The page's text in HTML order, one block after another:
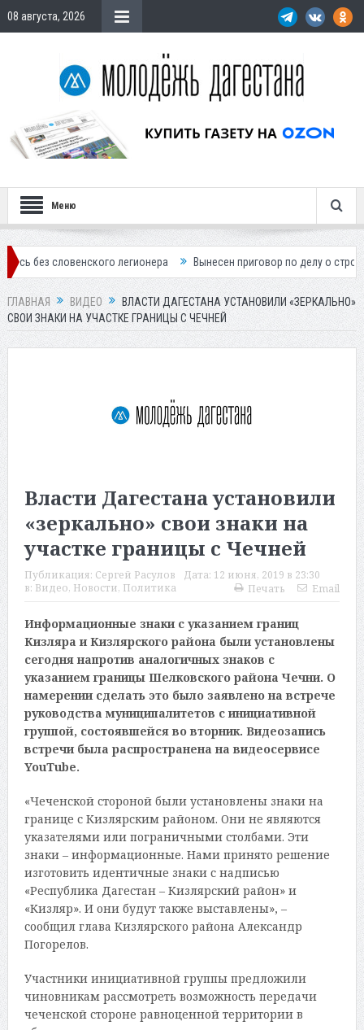
08 августа, 2026
Меню
легионера Вынесен приговор по делу о строительстве
ГЛАВНАЯ ВИДЕО
ВЛАСТИ ДАГЕСТАНА УСТАНОВИЛИ «ЗЕРКАЛЬНО»
СВОИ ЗНАКИ НА УЧАСТКЕ ГРАНИЦЫ С ЧЕЧНЕЙ
Власти Дагестана установили
«зеркально» свои знаки на
участке границы с Чечней
Публикация: Сергей Расулов Дата: 12 июня, 2019 в 23:30
в: Видео, Новости, Политика Печать Email
Информационные знаки с указанием границ
Кизляра и Кизлярского района были установлены
сегодня напротив аналогичных знаков с
указанием границы Шелковского района Чечни. О
намерении сделать это было заявлено на встрече
руководства муниципалитетов с инициативной
группой, состоявшейся во вторник. Видеозапись
встречи была распространена на видеосервисе
YouTube.
«Чеченской стороной были установлены знаки на
границе с Кизлярским районом. Они не являются
указателями или пограничными столбами. Эти
знаки – информационные. Нами принято решение
изготовить идентичные знаки с надписью
«Республика Дагестан – Кизлярский район» и
«Кизляр». И они будут также выставлены», –
сообщил глава Кизлярского района Александр
Погорелов.
Участники инициативной группы предложили
чиновникам рассмотреть возможность передачи
чеченской стороне равноценной территории в